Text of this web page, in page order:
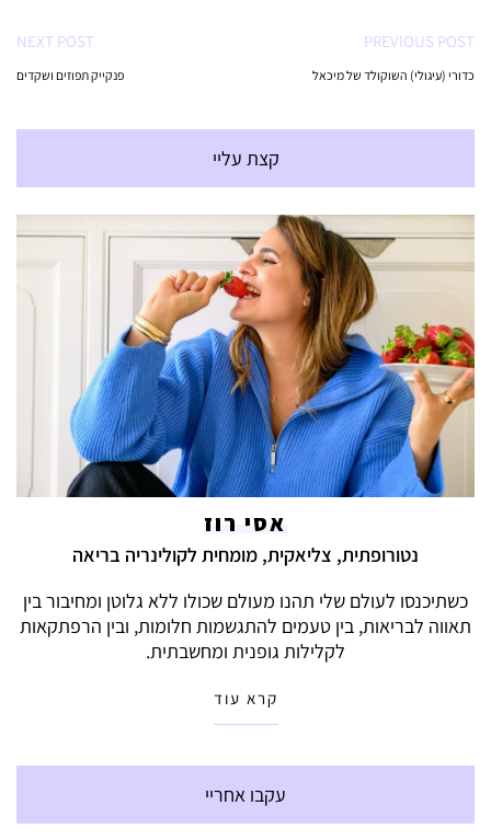
PREVIOUS POST
כדורי (עיגולי) השוקולד של מיכאל
NEXT POST
פנקייק תפוזים ושקדים
קצת עליי
אסי רוז
נטורופתית, צליאקית, מומחית לקולינריה בריאה
כשתיכנסו לעולם שלי תהנו מעולם שכולו ללא גלוטן ומחיבור בין
תאווה לבריאות, בין טעמים להתגשמות חלומות, ובין הרפתקאות
לקלילות גופנית ומחשבתית.
קרא עוד
עקבו אחריי